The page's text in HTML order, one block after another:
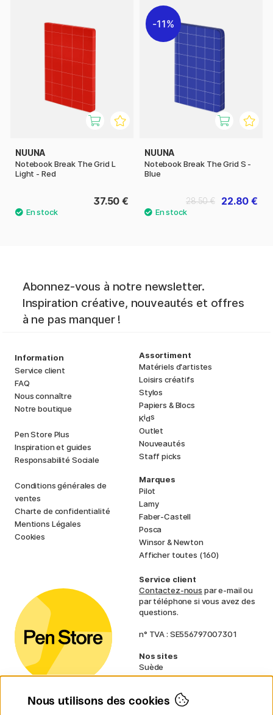
NUUNA
Notebook Break The Grid L
Light - Red
37.50 €
11%
NUUNA
Notebook Break The Grid S -
Blue
22.80 €
28.50 €
Abonnez-vous à notre newsletter.
Inspiration créative, nouveautés et offres
à ne pas manquer !
Information
Service client
FAQ
Nous connaître
Notre boutique
Pen Store Plus
Inspiration et guides
Responsabilité Sociale
Conditions générales de
ventes
Charte de confidentialité
Mentions Légales
Cookies
Assortiment
Matériels d'artistes
Loisirs créatifs
Stylos
Papiers & Blocs
Kids
Outlet
Nouveautés
Staff picks
Marques
Pilot
Lamy
Faber-Castell
Posca
Winsor & Newton
Afficher toutes (160)
Service client
Contactez-nous par e-mail ou
par téléphone si vous avez des
questions.
n° TVA : SE556797007301
Nos sites
Suède
Norvège
Finlande
Nous utilisons des cookies